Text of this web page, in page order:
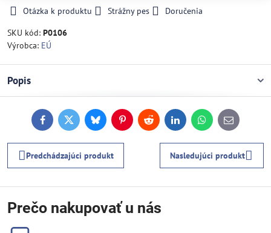
Otázka k produktu Strážny pes
Doručenia
SKU kód: P0106
Výrobca: EÚ
Popis
FacebookTwitterBlueskyPinterestReddit LinkedInWhatsApp
E-
mail
Predchádzajúci produkt Nasledujúci produkt
Prečo nakupovať u nás